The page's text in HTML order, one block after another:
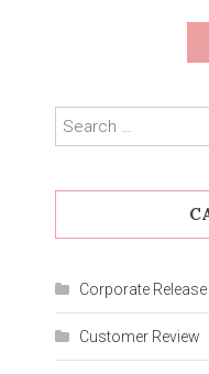
Corporate Release
Customer Review